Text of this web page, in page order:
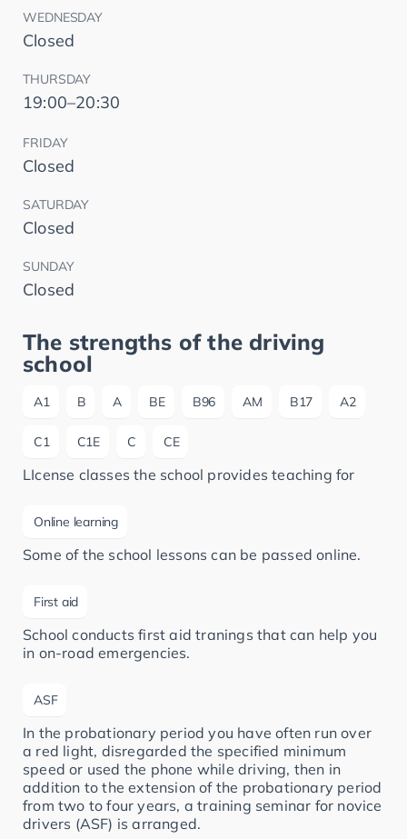
WEDNESDAY
Closed
THURSDAY
19:00–20:30
FRIDAY
Closed
SATURDAY
Closed
SUNDAY
Closed
The strengths of the driving
school
A1 B A BE B96 AM B17 A2
C1 C1E C CE
LIcense classes the school provides teaching for
Online learning
Some of the school lessons can be passed online.
First aid
School conducts first aid tranings that can help you
in on-road emergencies.
ASF
In the probationary period you have often run over
a red light, disregarded the specified minimum
speed or used the phone while driving, then in
addition to the extension of the probationary period
from two to four years, a training seminar for novice
drivers (ASF) is arranged.